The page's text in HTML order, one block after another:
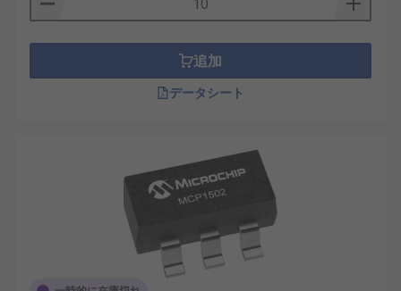
追加
データシート